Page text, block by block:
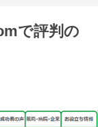
で評判の